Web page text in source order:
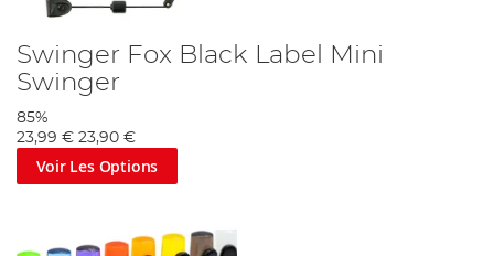
Swinger Fox Black Label Mini
Swinger
85%
23,99 € 23,90 €
Voir Les Options